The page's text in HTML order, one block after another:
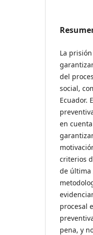
La
del
social,
Ecuador.
en
criterios
de última
procesal
pena, y